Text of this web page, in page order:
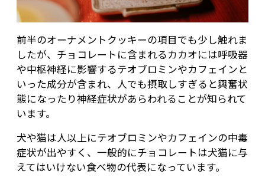
前半のオーナメントクッキーの項目でも少し触れま
したが、チョコレートに含まれるカカオには呼吸器
や中枢神経に影響するテオブロミンやカフェインと
いった成分が含まれ、人でも摂取しすぎると興奮状
態になったり神経症状があらわれることが知られて
います。
犬や猫は人以上にテオブロミンやカフェインの中毒
症状が出やすく、一般的にチョコレートは犬猫に与
えてはいけない食べ物の代表になっています。